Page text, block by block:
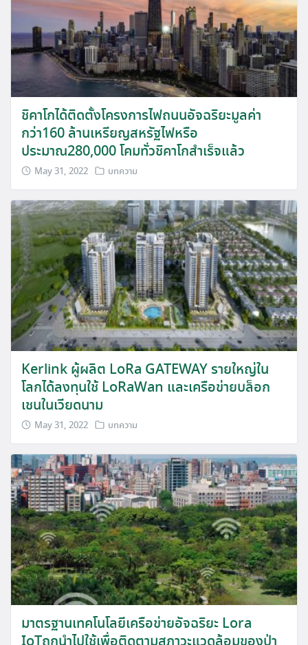
ชิคาโกได้ติดตั้งโครงการไฟถนนอัจฉริยะมูลค่า
กว่า160 ล้านเหรียญสหรัฐไฟหรือ
ประมาณ280,000 โคมทั่วชิคาโกสำเร็จแล้ว
May 31, 2022 บทความ
Kerlink ผู้ผลิต LoRa GATEWAY รายใหญ่ใน
โลกได้ลงทุนใช้ LoRaWan และเครือข่ายบล็อก
เชนในเวียดนาม
May 31, 2022 บทความ
มาตรฐานเทคโนโลยีเครือข่ายอัจฉริยะ Lora